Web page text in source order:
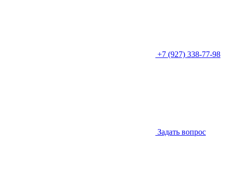
+7 (927) 338-77-98
Задать вопрос